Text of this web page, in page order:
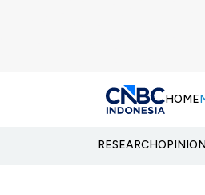
HOME
RESEARCHOPINION